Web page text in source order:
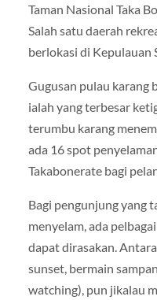
Taman Nasional Taka
Salah satu daerah
berlokasi di Kepulauan
Gugusan pulau karang
ialah yang terbesar
terumbu karang
ada 16 spot
Takabonerate bagi
Bagi pengunjung yang
menyelam, ada
dapat dirasakan.
sunset, bermain
watching), pun jikalau